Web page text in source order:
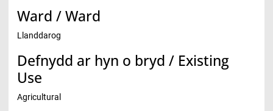
Ward / Ward
Llanddarog
Defnydd ar hyn o bryd / Existing
Use
Agricultural